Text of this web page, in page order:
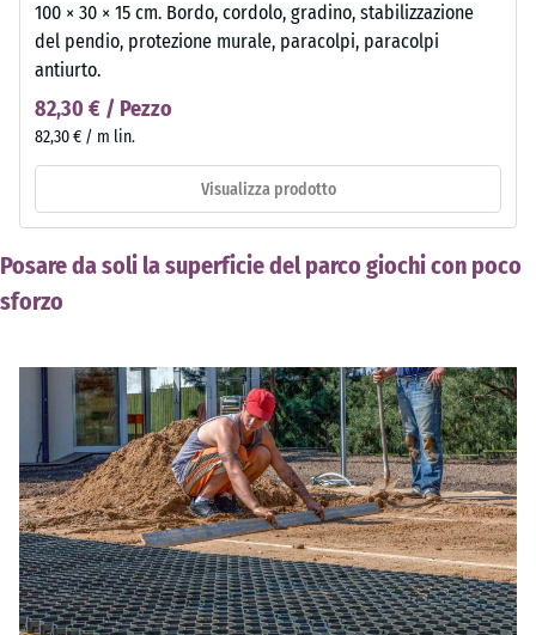
100 × 30 × 15 cm. Bordo, cordolo, gradino, stabilizzazione
del pendio, protezione murale, paracolpi, paracolpi
antiurto.
82,30 € / Pezzo
82,30 € / m lin.
Visualizza prodotto
Posare da soli la superficie del parco giochi con poco
sforzo